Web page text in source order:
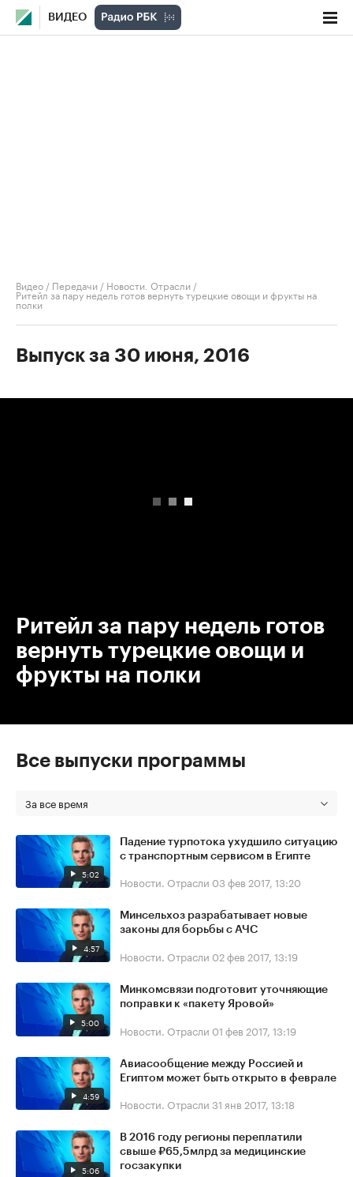
ВИДЕО
Видео / Передачи / Новости. Отрасли /
Ритейл за пару недель готов вернуть турецкие овощи и фрукты на
полки
Выпуск за 30 июня, 2016
Ритейл за пару недель готов
вернуть турецкие овощи и
фрукты на полки
Все выпуски программы
За все время
5:02
Падение турпотока ухудшило ситуацию
с транспортным сервисом в Египте
Новости. Отрасли 03 фев 2017, 13:20
4:57
Минсельхоз разрабатывает новые
законы для борьбы с АЧС
Новости. Отрасли 02 фев 2017, 13:19
5:00
Минкомсвязи подготовит уточняющие
поправки к «пакету Яровой»
Новости. Отрасли 01 фев 2017, 13:19
4:59
Авиасообщение между Россией и
Египтом может быть открыто в феврале
Новости. Отрасли 31 янв 2017, 13:18
5:06
В 2016 году регионы переплатили
свыше ₽65,5млрд за медицинские
госзакупки